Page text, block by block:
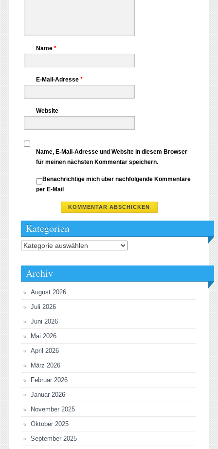
Name *
E-Mail-Adresse *
Website
Name, E-Mail-Adresse und Website in diesem Browser
für meinen nächsten Kommentar speichern.
Benachrichtige mich über nachfolgende Kommentare
per E-Mail
Kategorien
Kategorien
Archiv
August 2026
Juli 2026
Juni 2026
Mai 2026
April 2026
März 2026
Februar 2026
Januar 2026
November 2025
Oktober 2025
September 2025